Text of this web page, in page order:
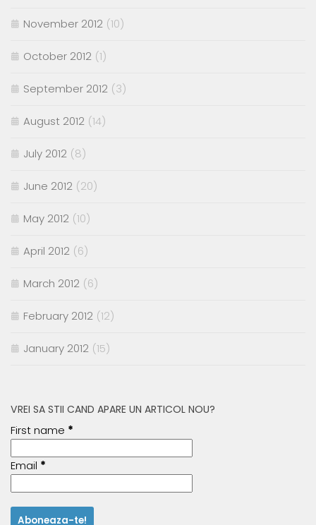
November 2012 (10)
October 2012 (1)
September 2012 (3)
August 2012 (14)
July 2012 (8)
June 2012 (20)
May 2012 (10)
April 2012 (6)
March 2012 (6)
February 2012 (12)
January 2012 (15)
VREI SA STII CAND APARE UN ARTICOL NOU?
First name *
Email *